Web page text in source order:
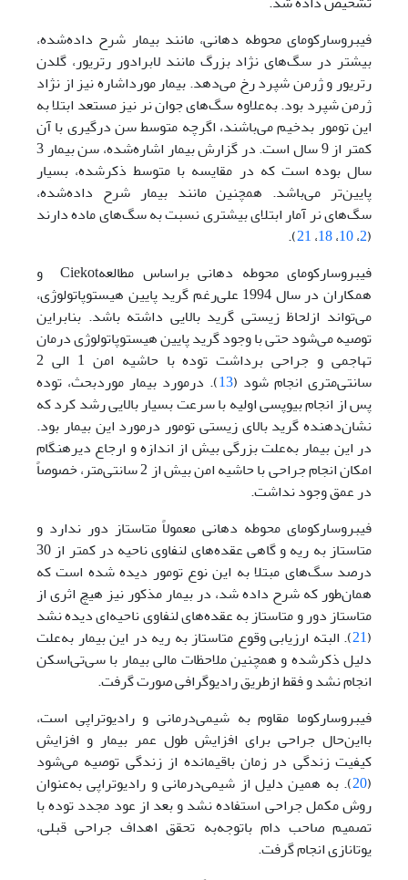
فیبروسارکومای محوطه دهانی، مانند بیمار شرح داده‌شده،
بیشتر در سگ‌های نژاد بزرگ مانند لابرادور رتریور، گلدن
رتریور و ژرمن شپرد رخ ‌می‌دهد. بیمار مورد‌اشاره نیز از نژاد
ژرمن شپرد بود. به‌علاوه سگ‌های جوان نر نیز مستعد ابتلا به
این تومور بدخیم می‌باشند، اگرچه متوسط سن درگیری با آن
کمتر از 9 سال است. در گزارش بیمار اشاره‌شده، سن بیمار 3
سال بوده است که در مقایسه با متوسط ذکر‌شده، بسیار
پایین‌تر می‌باشد. همچنین مانند بیمار شرح داده‌شده،
سگ‌های نر آمار ابتلای بیشتری نسبت به سگ‌های ماده دارند
(
2،10،18،21
).
فیبروسارکومای محوطه دهانی بر‌اساس مطالعهCiekot و
همکاران در سال 1994 علی‌رغم گرید پایین هیستوپاتولوژی،
می‌تواند از‌لحاظ زیستی گرید بالایی داشته باشد. بنابراین
توصیه ‌می‌شود حتی با وجود گرید پایین هیستوپاتولوژی درمان
تهاجمی‌ و جراحی برداشت توده با حاشیه امن 1 الی 2
سانتی‌‌متری انجام شود (13). در‌مورد بیمار مورد‌بحث، توده
پس از انجام بیوپسی اولیه با سرعت بسیار بالایی رشد کرد که
نشان‌دهنده گرید بالای زیستی تومور در‌مورد این بیمار بود.
در این بیمار به‌علت بزرگی بیش از اندازه و ارجاع دیرهنگام
امکان انجام جراحی با حاشیه امن بیش از 2 سانتی‌‌متر، خصوصاً
در عمق وجود نداشت.
فیبروسارکومای محوطه دهانی معمولاً متاستاز دور ندارد و
متاستاز به ریه و گاهی عقده‌های لنفاوی ناحیه در کمتر از 30
درصد سگ‌های مبتلا به این نوع تومور دیده شده است که
همان‌طور که شرح داده شد، در بیمار مذکور نیز هیچ اثری از
متاستاز دور و متاستاز به عقده‌های لنفاوی ناحیه‌ای دیده نشد
(
21). البته ارزیابی وقوع متاستاز به ریه در این بیمار به‌علت
دلیل ذکر‌شده و همچنین ملاحظات مالی بیمار با سی‌تی‌اسکن
انجام نشد و فقط از‌طریق رادیوگرافی صورت گرفت.
فیبروسارکوما مقاوم به شیمی‌درمانی و رادیوتراپی است،
با‌این‌حال جراحی برای افزایش طول عمر بیمار و افزایش
کیفیت زندگی در زمان باقیمانده از زندگی توصیه ‌می‌شود
(
20). به همین دلیل از شیمی‌درمانی و رادیوتراپی به‌عنوان
روش مکمل جراحی استفاده نشد و بعد از عود مجدد توده با
تصمیم صاحب دام باتوجه‌به تحقق اهداف جراحی قبلی،
یوتانازی انجام گرفت.